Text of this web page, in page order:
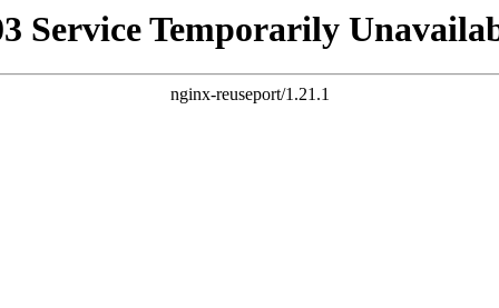
Service Temporarily
nginx-reuseport/1.21.1